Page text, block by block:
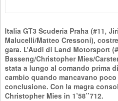
Italia GT3 Scuderia Praha (#11,
Malucelli/Matteo Cressoni),
gara. L’Audi di Land Motorsport
Basseng/Christopher Mies/
stata a lungo al comando prima
cambio quando mancavano
conclusione. Con la magra
Christopher Mies in 1’58’’712.